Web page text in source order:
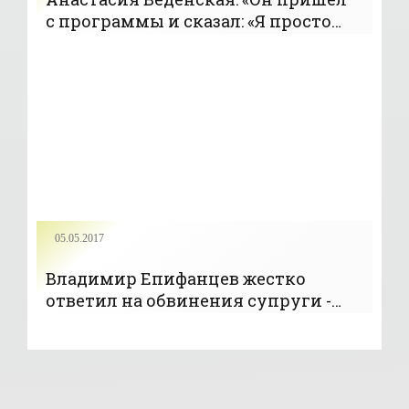
с программы и сказал: «Я просто
05.05.2017
Владимир Епифанцев жестко
ответил на обвинения супруги -